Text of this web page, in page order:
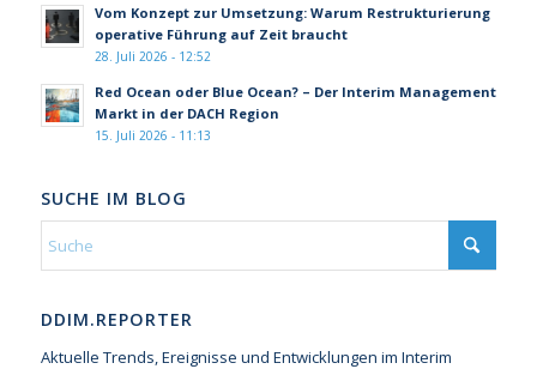
Vom Konzept zur Umsetzung: Warum Restrukturierung
operative Führung auf Zeit braucht
28. Juli 2026 - 12:52
Red Ocean oder Blue Ocean? – Der Interim Management
Markt in der DACH Region
15. Juli 2026 - 11:13
SUCHE IM BLOG
DDIM.REPORTER
Aktuelle Trends, Ereignisse und Entwicklungen im Interim